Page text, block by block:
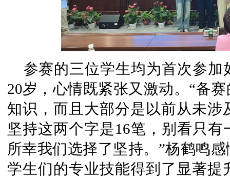
参赛的三位学生均为首次参
20岁，心情既紧张又激动。“备
知识，而且大部分是以前从未涉
坚持这两个字是16笔，别看只
所幸我们选择了坚持。”杨鹤鸣
学生们的专业技能得到了显著